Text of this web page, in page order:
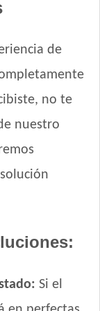
Pollo
Sabor
de
no te
nuestro
Si el